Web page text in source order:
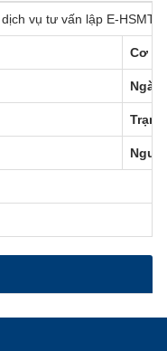
vụ tư vấn lập E-HSMT,
Cơ
Ngày